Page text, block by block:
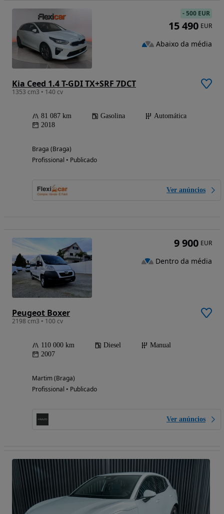
Kia Ceed 1.4 T-GDI TX+SRF 7DCT
1353 cm3 • 140 cv
81 087 km Gasolina
Automática
2018
Braga (Braga)
Profissional • Publicado
Ver anúncios
-500 EUR
15 490 EUR
Abaixo da média
Peugeot Boxer
2198 cm3 • 100 cv
110 000 km Diesel
Manual
2007
Martim (Braga)
Profissional • Publicado
Ver anúncios
9 900 EUR
Dentro da média